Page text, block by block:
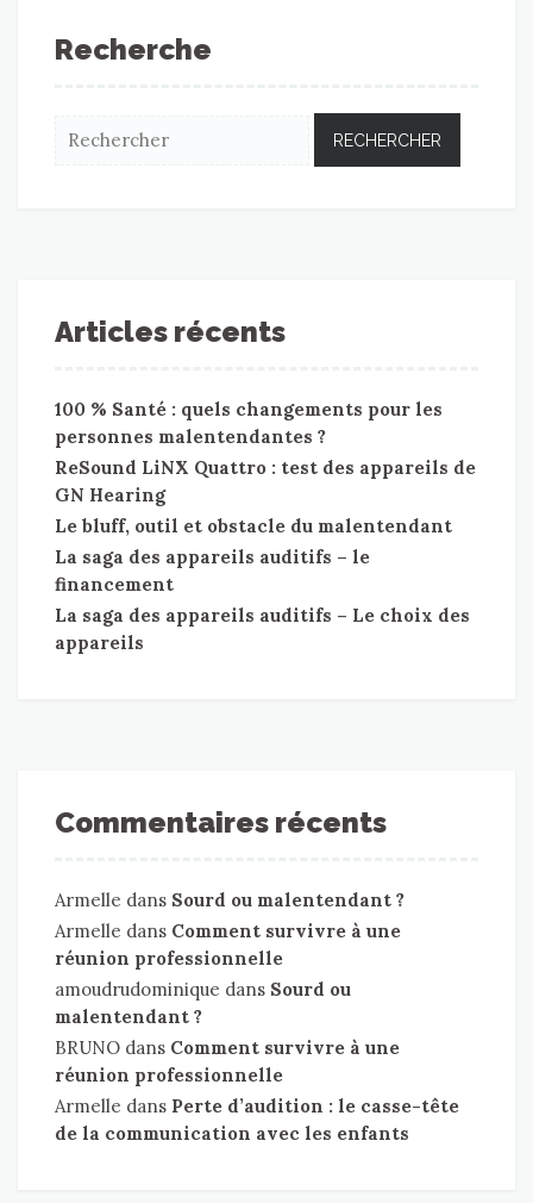
Recherche
Articles récents
100 % Santé : quels changements pour les
personnes malentendantes ?
ReSound LiNX Quattro : test des appareils de
GN Hearing
Le bluff, outil et obstacle du malentendant
La saga des appareils auditifs – le
financement
La saga des appareils auditifs – Le choix des
appareils
Commentaires récents
Armelle dans Sourd ou malentendant ?
Armelle dans Comment survivre à une
réunion professionnelle
amoudrudominique dans Sourd ou
malentendant ?
BRUNO dans Comment survivre à une
réunion professionnelle
Armelle dans Perte d’audition : le casse-tête
de la communication avec les enfants